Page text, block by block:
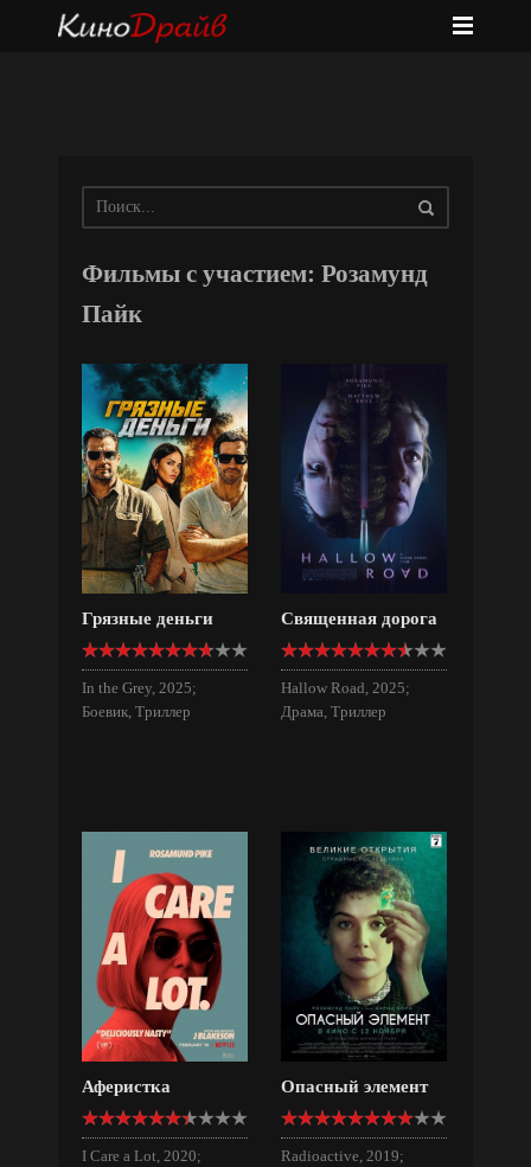
Фильмы с участием: Розамунд
Пайк
Грязные деньги
In the Grey, 2025;
Боевик, Триллер
Священная дорога
Hallow Road, 2025;
Драма, Триллер
Аферистка
I Care a Lot, 2020;
Опасный элемент
Radioactive, 2019;